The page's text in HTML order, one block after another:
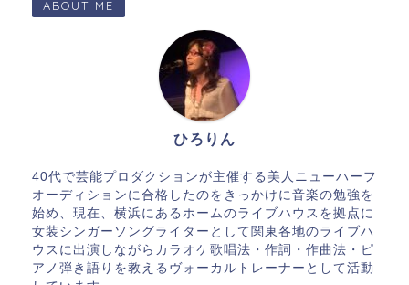
ABOUT ME
ひろりん
40代で芸能プロダクションが主催する美人ニューハーフ
オーディションに合格したのをきっかけに音楽の勉強を
始め、現在、横浜にあるホームのライブハウスを拠点に
女装シンガーソングライターとして関東各地のライブハ
ウスに出演しながらカラオケ歌唱法・作詞・作曲法・ピ
アノ弾き語りを教えるヴォーカルトレーナーとして活動